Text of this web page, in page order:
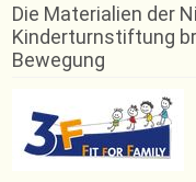
Die Materialien der
Kinderturnstiftung
Bewegung